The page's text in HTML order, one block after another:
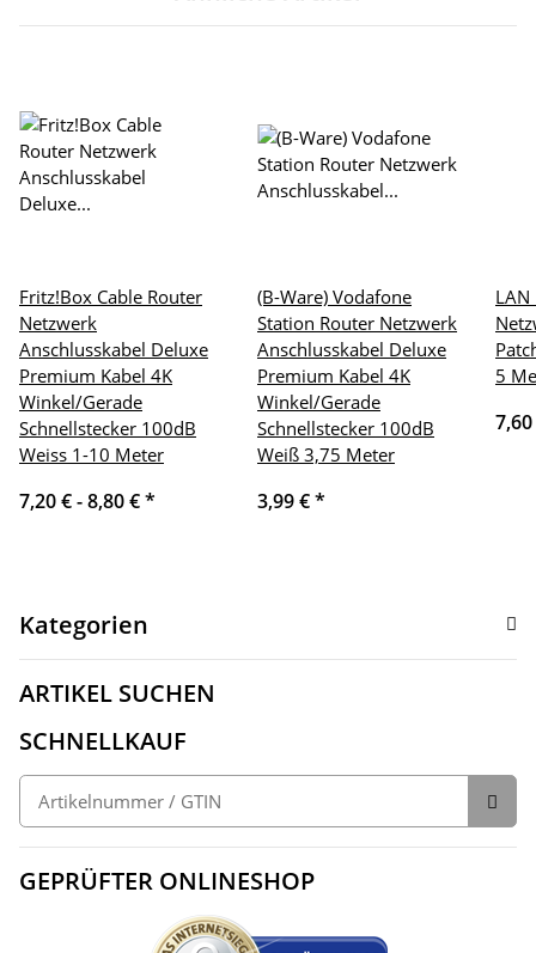
Fritz!Box Cable Router
Netzwerk
Anschlusskabel Deluxe
Premium Kabel 4K
Winkel/Gerade
Schnellstecker 100dB
Weiss 1-10 Meter
7,20 € -8,80 €*
(B-Ware) Vodafone
Station Router Netzwerk
Anschlusskabel Deluxe
Premium Kabel 4K
Winkel/Gerade
Schnellstecker 100dB
Weiß 3,75 Meter
3,99 €*
LAN
5
Kategorien
ARTIKEL SUCHEN
SCHNELLKAUF
GEPRÜFTER ONLINESHOP